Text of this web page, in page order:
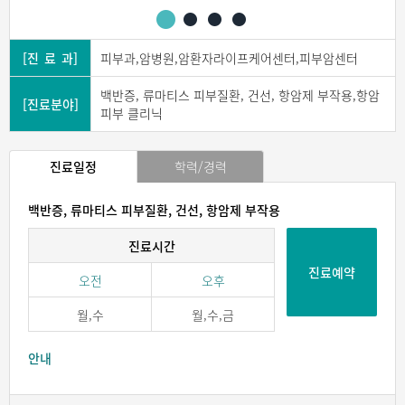
[진 료 과] 피부과,암병원,암환자라이프케어센터,피부암센터
[진료분야]
백반증, 류마티스 피부질환, 건선, 항암제 부작용,항암
피부 클리닉
진료일정 학력/경력
백반증, 류마티스 피부질환, 건선, 항암제 부작용
진료시간
오전
오후
월,수
월,수,금
진료예약
안내